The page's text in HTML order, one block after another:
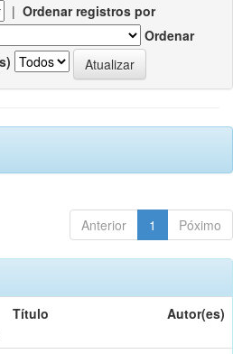
| Ordenar registros por
Ordenar
Anterior 1 Póximo
Título Autor(es)